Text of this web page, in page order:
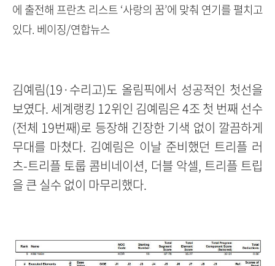
에 출전해 프란츠 리스트 ‘사랑의 꿈’에 맞춰 연기를 펼치고
있다. 베이징/연합뉴스
김예림(19·수리고)도 올림픽에서 성공적인 첫선을
보였다. 세계랭킹 12위인 김예림은 4조 첫 번째 선수
(전체 19번째)로 등장해 긴장한 기색 없이 깔끔하게
무대를 마쳤다. 김예림은 이날 준비했던 트리플 러
츠-트리플 토룹 콤비네이션, 더블 악셀, 트리플 트립
을 큰 실수 없이 마무리했다.